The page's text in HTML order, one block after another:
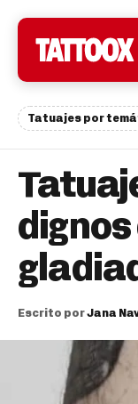
Tatuajes por
dignos
Escrito por Jana